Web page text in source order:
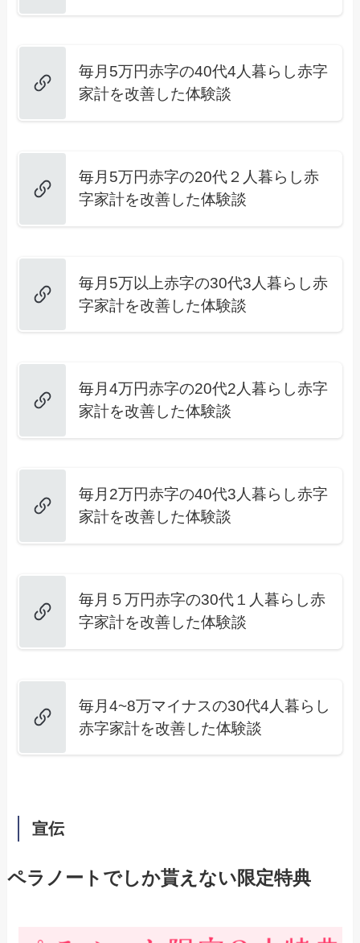
毎月5万円赤字の40代4人暮らし赤字
家計を改善した体験談
毎月5万円赤字の20代２人暮らし赤
字家計を改善した体験談
毎月5万以上赤字の30代3人暮らし赤
字家計を改善した体験談
毎月4万円赤字の20代2人暮らし赤字
家計を改善した体験談
毎月2万円赤字の40代3人暮らし赤字
家計を改善した体験談
毎月５万円赤字の30代１人暮らし赤
字家計を改善した体験談
毎月4~8万マイナスの30代4人暮らし
赤字家計を改善した体験談
宣伝
ペラノートでしか貰えない限定特典